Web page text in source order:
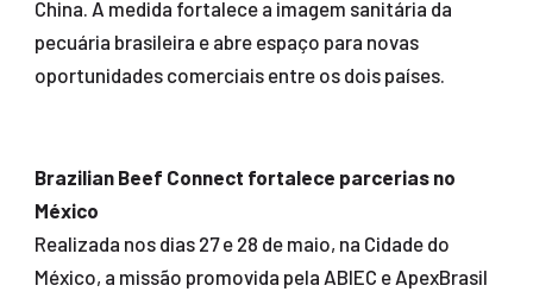
China. A medida fortalece a imagem sanitária da
pecuária brasileira e abre espaço para novas
oportunidades comerciais entre os dois países.
Brazilian Beef Connect fortalece parcerias no
México
Realizada nos dias 27 e 28 de maio, na Cidade do
México, a missão promovida pela ABIEC e ApexBrasil